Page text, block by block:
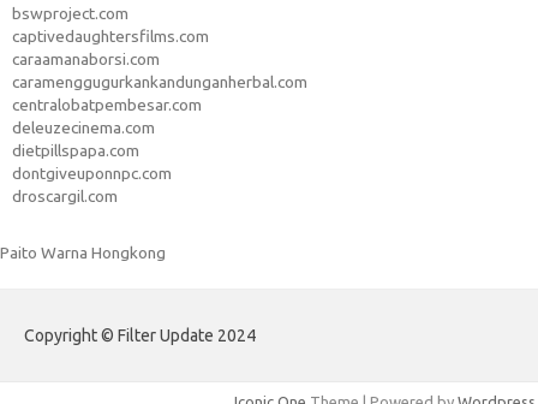
bswproject.com
captivedaughtersfilms.com
caraamanaborsi.com
caramenggugurkankandunganherbal.com
centralobatpembesar.com
deleuzecinema.com
dietpillspapa.com
dontgiveuponnpc.com
droscargil.com
Paito Warna Hongkong
Copyright © Filter Update 2024